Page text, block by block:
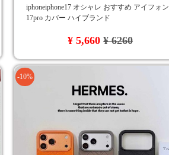
iphoneiphone17 オシャレ おすすめ アイフォン
17pro カバー ハイブランド
¥ 5,660¥ 6260
-10%